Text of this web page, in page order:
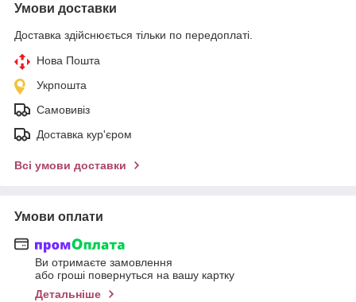
Умови доставки
Доставка здійснюється тільки по передоплаті.
Нова Пошта
Укрпошта
Самовивіз
Доставка кур'єром
Всі умови доставки
Умови оплати
Ви отримаєте замовлення
або гроші повернуться на вашу картку
Детальніше